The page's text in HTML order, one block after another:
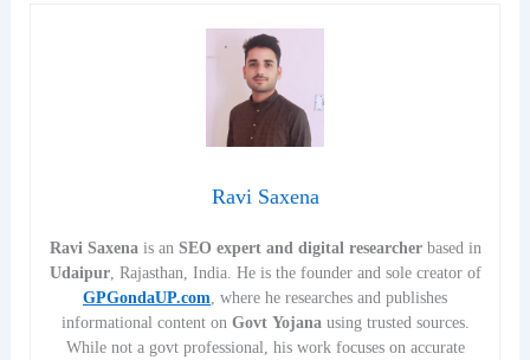
Ravi Saxena
Ravi Saxenais an SEO expert and digital researcherbased in
Udaipur, Rajasthan, India. He is the founder and sole creator of
GPGondaUP.com, where he researches and publishes
informational content on Govt Yojanausing trusted sources.
While not a govt professional, his work focuses on accurate